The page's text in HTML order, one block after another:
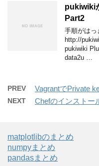
pukiwiki
Part2
手順がはっ
http://
pukiwiki
data2u …
PREV VagrantでPrivate
NEXT Chefのインストー
matplotlibのまとめ
numpyまとめ
pandasまとめ